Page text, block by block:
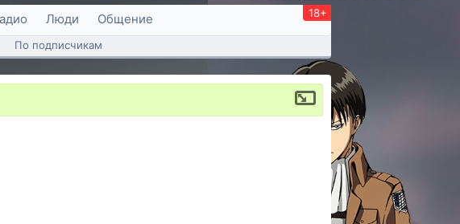
Люди Общение 18+
По подписчикам